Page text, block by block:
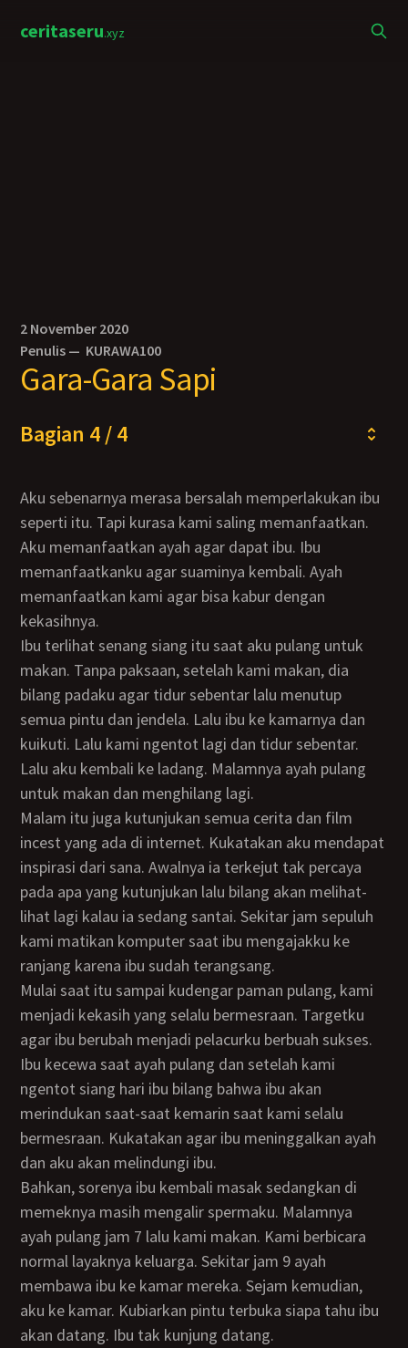
ceritaseru.xyz
2 November 2020
Penulis — KURAWA100
Gara-Gara Sapi
Bagian 4 / 4
Aku sebenarnya merasa bersalah memperlakukan ibu
seperti itu. Tapi kurasa kami saling memanfaatkan.
Aku memanfaatkan ayah agar dapat ibu. Ibu
memanfaatkanku agar suaminya kembali. Ayah
memanfaatkan kami agar bisa kabur dengan
kekasihnya.
Ibu terlihat senang siang itu saat aku pulang untuk
makan. Tanpa paksaan, setelah kami makan, dia
bilang padaku agar tidur sebentar lalu menutup
semua pintu dan jendela. Lalu ibu ke kamarnya dan
kuikuti. Lalu kami ngentot lagi dan tidur sebentar.
Lalu aku kembali ke ladang. Malamnya ayah pulang
untuk makan dan menghilang lagi.
Malam itu juga kutunjukan semua cerita dan film
incest yang ada di internet. Kukatakan aku mendapat
inspirasi dari sana. Awalnya ia terkejut tak percaya
pada apa yang kutunjukan lalu bilang akan melihat-
lihat lagi kalau ia sedang santai. Sekitar jam sepuluh
kami matikan komputer saat ibu mengajakku ke
ranjang karena ibu sudah terangsang.
Mulai saat itu sampai kudengar paman pulang, kami
menjadi kekasih yang selalu bermesraan. Targetku
agar ibu berubah menjadi pelacurku berbuah sukses.
Ibu kecewa saat ayah pulang dan setelah kami
ngentot siang hari ibu bilang bahwa ibu akan
merindukan saat-saat kemarin saat kami selalu
bermesraan. Kukatakan agar ibu meninggalkan ayah
dan aku akan melindungi ibu.
Bahkan, sorenya ibu kembali masak sedangkan di
memeknya masih mengalir spermaku. Malamnya
ayah pulang jam 7 lalu kami makan. Kami berbicara
normal layaknya keluarga. Sekitar jam 9 ayah
membawa ibu ke kamar mereka. Sejam kemudian,
aku ke kamar. Kubiarkan pintu terbuka siapa tahu ibu
akan datang. Ibu tak kunjung datang.